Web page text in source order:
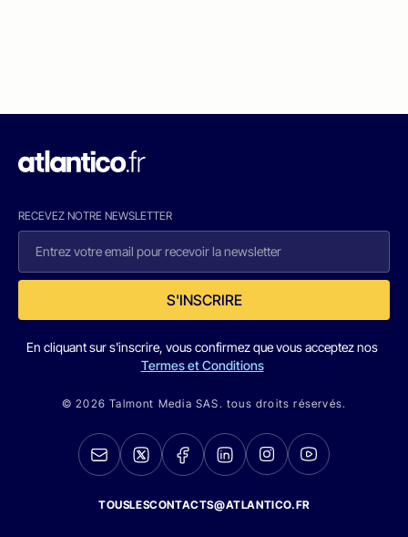
RECEVEZ NOTRE NEWSLETTER
S'INSCRIRE
En cliquant sur s'inscrire, vous confirmez que vous acceptez nos
Termes et Conditions
© 2026 Talmont Media SAS. tous droits réservés.
TOUSLESCONTACTS@ATLANTICO.FR